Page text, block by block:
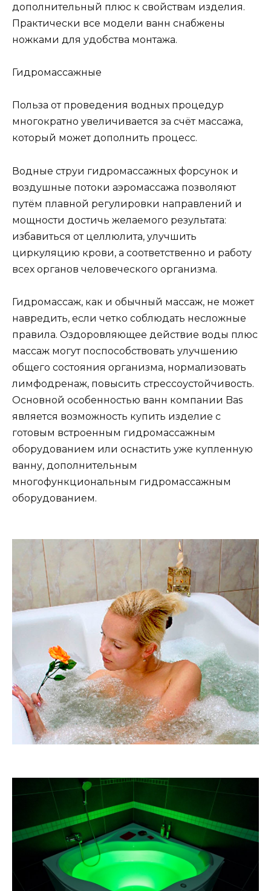
дополнительный плюс к свойствам изделия.
Практически все модели ванн снабжены
ножками для удобства монтажа.
Гидромассажные
Польза от проведения водных процедур
многократно увеличивается за счёт массажа,
который может дополнить процесс.
Водные струи гидромассажных форсунок и
воздушные потоки аэромассажа позволяют
путём плавной регулировки направлений и
мощности достичь желаемого результата:
избавиться от целлюлита, улучшить
циркуляцию крови, а соответственно и работу
всех органов человеческого организма.
Гидромассаж, как и обычный массаж, не может
навредить, если четко соблюдать несложные
правила. Оздоровляющее действие воды плюс
массаж могут поспособствовать улучшению
общего состояния организма, нормализовать
лимфодренаж, повысить стрессоустойчивость.
Основной особенностью ванн компании Bas
является возможность купить изделие с
готовым встроенным гидромассажным
оборудованием или оснастить уже купленную
ванну, дополнительным
многофункциональным гидромассажным
оборудованием.